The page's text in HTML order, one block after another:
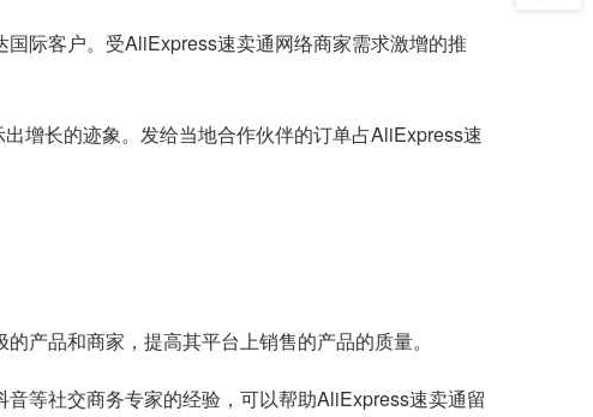
际客户。受AliExpress速卖通网络商家需求激增的推
增长的迹象。发给当地合作伙伴的订单占AliExpress速
产品和商家，提高其平台上销售的产品的质量。
等社交商务专家的经验，可以帮助AliExpress速卖通留